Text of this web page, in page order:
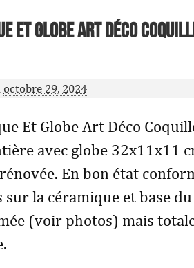
Et Globe Art Déco
octobre 29, 2024
Et Globe Art Déco
avec globe 32x11x11
En bon état
sur la céramique et base
(voir photos) mais